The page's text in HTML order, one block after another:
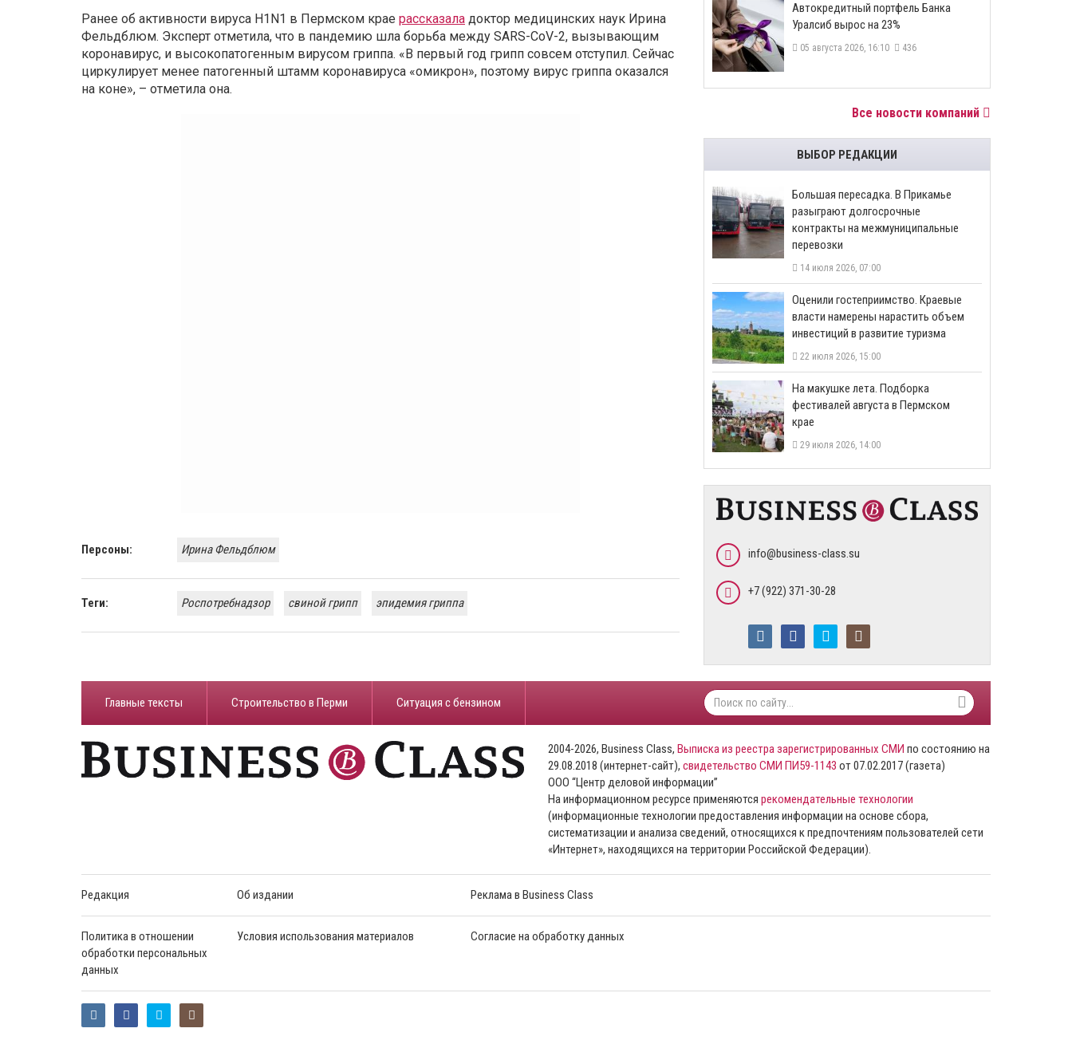
Ранее об активности вируса H1N1 в Пермском крае рассказала доктор медицинских наук Ирина
Фельдблюм. Эксперт отметила, что в пандемию шла борьба между SARS-CoV-2, вызывающим
коронавирус, и высокопатогенным вирусом гриппа. «В первый год грипп совсем отступил. Сейчас
циркулирует менее патогенный штамм коронавируса «омикрон», поэтому вирус гриппа оказался
на коне», – отметила она.
Персоны: Ирина ​Фельдблюм
Теги: Роспотребнадзор свиной грипп эпидемия гриппа
​Автокредитный портфель Банка
Уралсиб вырос на 23%
05 августа 2026, 16:10 436
Все новости компаний
ВЫБОР РЕДАКЦИИ
Большая пересадка. В Прикамье
разыграют долгосрочные
контракты на межмуниципальные
перевозки
14 июля 2026, 07:00
Оценили гостеприимство. Краевые
власти намерены нарастить объем
инвестиций в развитие туризма
22 июля 2026, 15:00
На макушке лета. Подборка
фестивалей августа в Пермском
крае
29 июля 2026, 14:00
info@business-class.su
+7 (922) 371-30-28
Главные тексты Строительство в Перми ​Ситуация с бензином
2004-2026, Business Class, Выписка из реестра зарегистрированных СМИ по состоянию на
29.08.2018 (интернет-сайт), свидетельство СМИ ПИ59-1143 от 07.02.2017 (газета)
ООО “Центр деловой информации”
На информационном ресурсе применяются рекомендательные технологии
(информационные технологии предоставления информации на основе сбора,
систематизации и анализа сведений, относящихся к предпочтениям пользователей сети
«Интернет», находящихся на территории Российской Федерации).
Редакция Об издании Реклама в Business Class
Политика в отношении
обработки персональных
данных
Условия использования материалов Согласие на обработку данных